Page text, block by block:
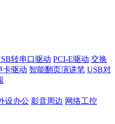
转串口驱动 PCI-E驱动 交换
卡驱动 智能翻页演讲笔 USB对
设办公 影音周边 网络工控